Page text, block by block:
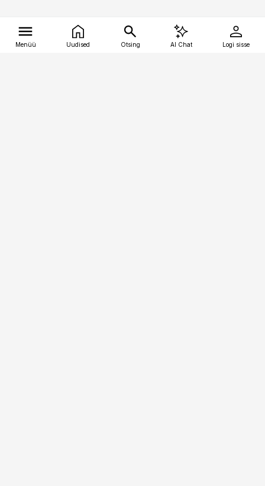
Menüü Uudised Otsing AI Chat Logi sisse